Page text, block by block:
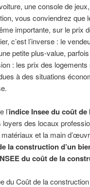
une console de
vous conviendrez que
importante, sur le prix
c’est l’inverse : le
petite plus-value,
: les prix des
à des situations
l’indice Insee du coût
des locaux
et la main
la construction d’un
du coût de la
du Coût de la